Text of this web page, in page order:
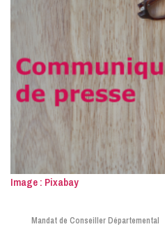
Image : Pixabay
Mandat de Conseiller Départemental